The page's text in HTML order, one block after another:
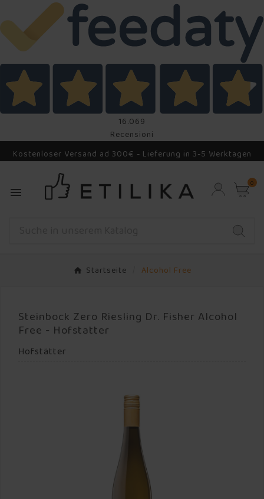
16.069
Recensioni
Kostenloser Versand ad 300€ - Lieferung in 3-5 Werktagen

0
Startseite Alcohol Free
Steinbock Zero Riesling Dr. Fisher Alcohol
Free - Hofstatter
Hofstätter